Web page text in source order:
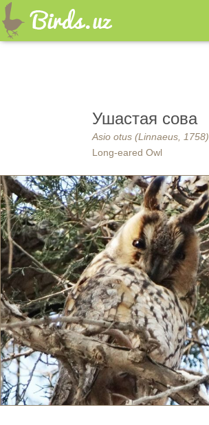
Ушастая сова
Asio otus (Linnaeus, 1758)
Long-eared Owl